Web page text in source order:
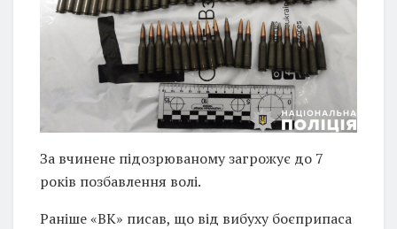
За вчинене підозрюваному загрожує до 7
років позбавлення волі.
Раніше «ВК» писав, що від вибуху боєприпаса